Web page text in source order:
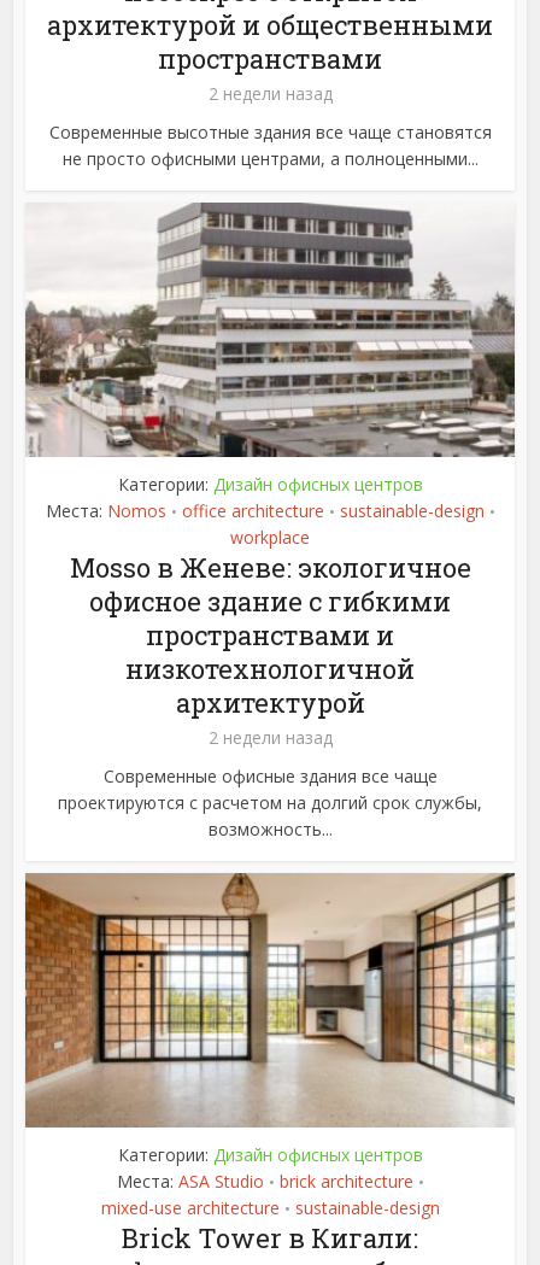
архитектурой и общественными
пространствами
2 недели назад
Современные высотные здания все чаще становятся
не просто офисными центрами, а полноценными...
Категории: Дизайн офисных центров
Места: Nomos • office architecture • sustainable-design •
workplace
Mosso в Женеве: экологичное
офисное здание с гибкими
пространствами и
низкотехнологичной
архитектурой
2 недели назад
Современные офисные здания все чаще
проектируются с расчетом на долгий срок службы,
возможность...
Категории: Дизайн офисных центров
Места: ASA Studio • brick architecture •
mixed-use architecture • sustainable-design
Brick Tower в Кигали: